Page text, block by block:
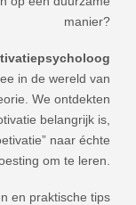
manier?
in de wereld van
We ontdekten
belangrijk is,
naar échte
om te leren.
en praktische tips